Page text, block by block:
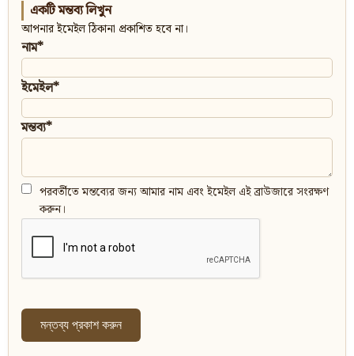
একটি মন্তব্য লিখুন
আপনার ইমেইল ঠিকানা প্রকাশিত হবে না।
নাম*
ইমেইল*
মন্তব্য*
পরবর্তীতে মন্তব্যের জন্য আমার নাম এবং ইমেইল এই ব্রাউজারে সংরক্ষণ
করুন।